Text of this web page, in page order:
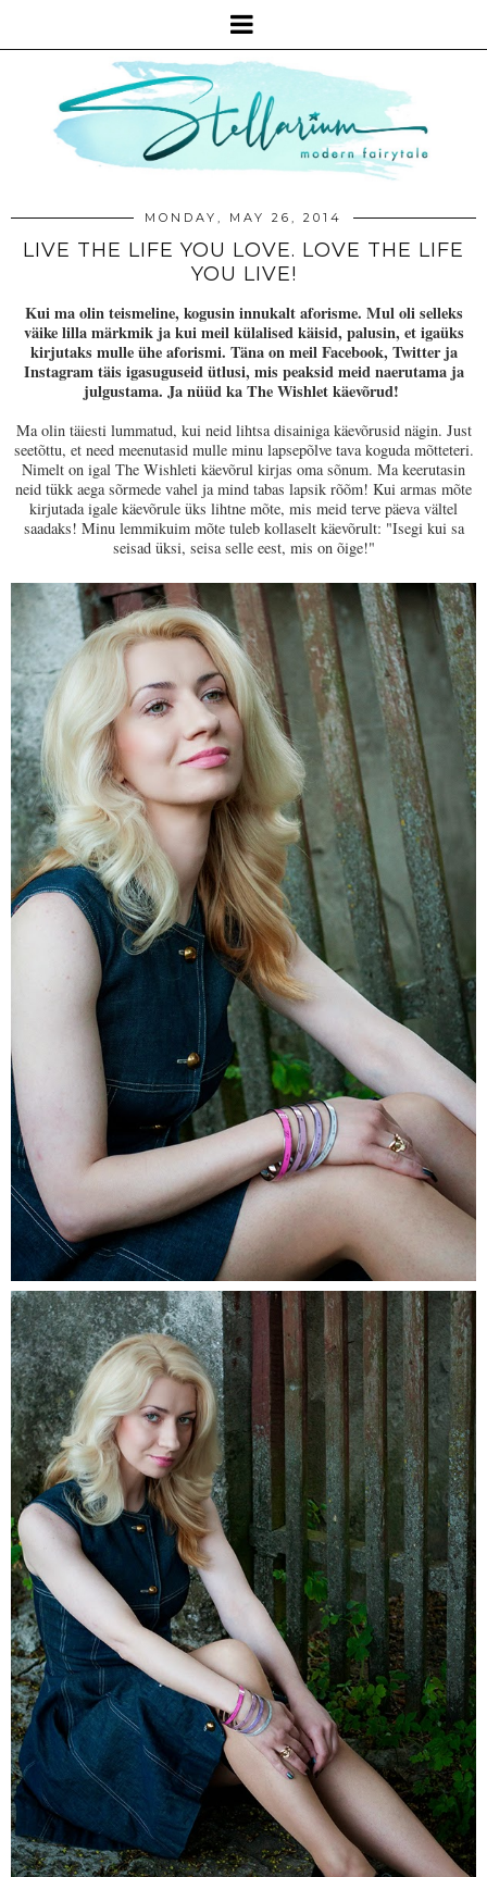
MONDAY, MAY 26, 2014
LIVE THE LIFE YOU LOVE. LOVE THE LIFE
YOU LIVE!
Kui ma olin teismeline, kogusin innukalt aforisme. Mul oli selleks
väike lilla märkmik ja kui meil külalised käisid, palusin, et igaüks
kirjutaks mulle ühe aforismi. Täna on meil Facebook, Twitter ja
Instagram täis igasuguseid ütlusi, mis peaksid meid naerutama ja
julgustama. Ja nüüd ka The Wishlet käevõrud!
Ma olin täiesti lummatud, kui neid lihtsa disainiga käevõrusid nägin. Just
seetõttu, et need meenutasid mulle minu lapsepõlve tava koguda mõtteteri.
Nimelt on igal The Wishleti käevõrul kirjas oma sõnum. Ma keerutasin
neid tükk aega sõrmede vahel ja mind tabas lapsik rõõm! Kui armas mõte
kirjutada igale käevõrule üks lihtne mõte, mis meid terve päeva vältel
saadaks! Minu lemmikuim mõte tuleb kollaselt käevõrult: "Isegi kui sa
seisad üksi, seisa selle eest, mis on õige!"